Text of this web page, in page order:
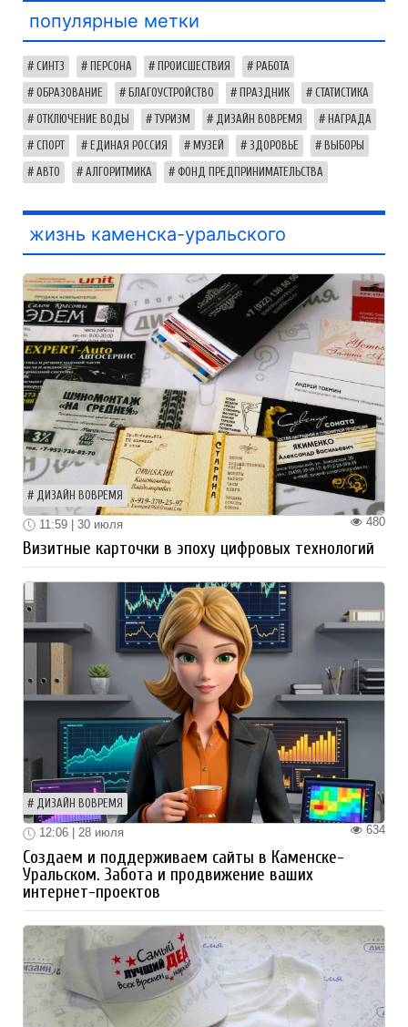
популярные метки
СИНТЗ ПЕРСОНА ПРОИСШЕСТВИЯ РАБОТА
ОБРАЗОВАНИЕ БЛАГОУСТРОЙСТВО ПРАЗДНИК СТАТИСТИКА
ОТКЛЮЧЕНИЕ ВОДЫ ТУРИЗМ ДИЗАЙН ВОВРЕМЯ НАГРАДА
СПОРТ ЕДИНАЯ РОССИЯ МУЗЕЙ ЗДОРОВЬЕ ВЫБОРЫ
АВТО АЛГОРИТМИКА ФОНД ПРЕДПРИНИМАТЕЛЬСТВА
жизнь каменска-уральского
ДИЗАЙН ВОВРЕМЯ
480
11:59 | 30 июля
Визитные карточки в эпоху цифровых технологий
ДИЗАЙН ВОВРЕМЯ
634
12:06 | 28 июля
Создаем и поддерживаем сайты в Каменске-
Уральском. Забота и продвижение ваших
интернет-проектов